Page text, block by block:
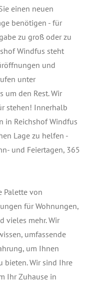
einen neuen
benötigen - für
zu groß oder zu
Windfus steht
und
unter
um den Rest. Wir
stehen! Innerhalb
in Reichshof Windfus
Lage zu helfen -
und Feiertagen, 365
Palette von
für Wohnungen,
vieles mehr. Wir
umfassende
um Ihnen
bieten. Wir sind Ihre
Ihr Zuhause in